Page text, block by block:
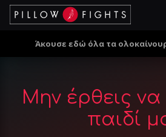
Άκουσε εδώ όλα τα
Μην έρθεις να
παιδί